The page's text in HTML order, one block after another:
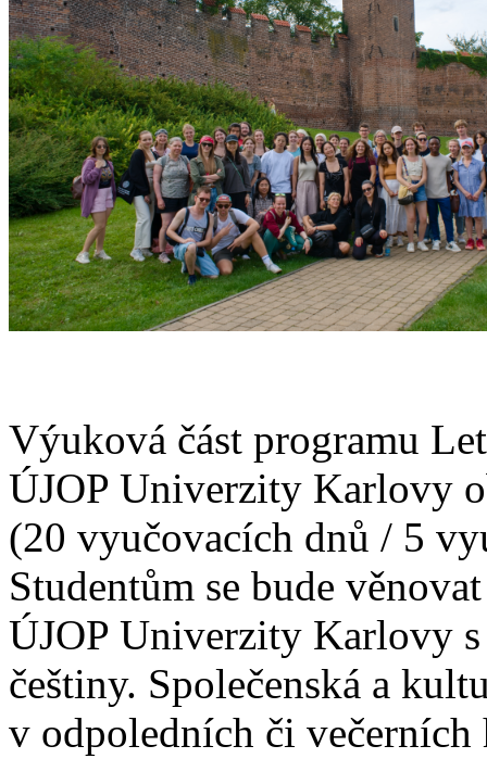
Výuková část programu
ÚJOP Univerzity Karlovy
(20 vyučovacích dnů / 5
Studentům se bude
ÚJOP Univerzity Karlovy
češtiny. Společenská a
v odpoledních či večerních